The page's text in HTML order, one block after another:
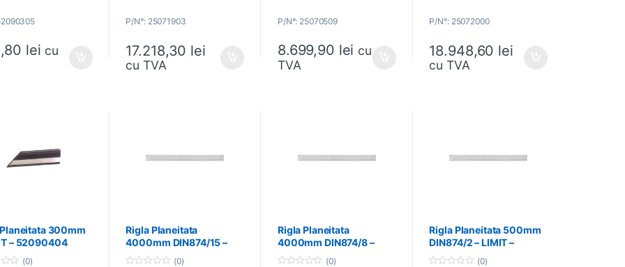
lei cu
u
f
5
P/N°: 25071903
17.218,30 lei
cu TVA
u
f
5
P/N°: 25070509
8.699,90 lei cu
TVA
u
f
5
P/N°: 25072000
18.948,60 lei
cu TVA
300mm
– 52090404
(0)
Rigla Planeitata
4000mm DIN874/15 –
LIMIT – 25072109
(0)
Rigla Planeitata
4000mm DIN874/8 –
LIMIT – 25070707
(0)
Rigla Planeitata 500mm
DIN874/2 – LIMIT –
25070103
(0)